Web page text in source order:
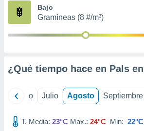
publicidad
publicidad
Bajo
Gramíneas (8 #/m³)
¿Qué tiempo hace en Pals en
Junio Julio Agosto Septiembre
T. Media: 23°C Max.: 24°C Min: 22°C